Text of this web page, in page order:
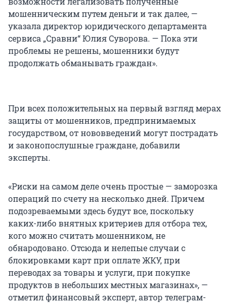
мошенническим путем деньги и так далее, —
указала директор юридического департамента
сервиса „Сравни“ Юлия Суворова. — Пока эти
проблемы не решены, мошенники будут
продолжать обманывать граждан».
При всех положительных на первый взгляд мерах
защиты от мошенников, предпринимаемых
государством, от нововведений могут пострадать
и законопослушные граждане, добавили
эксперты.
«Риски на самом деле очень простые — заморозка
операций по счету на несколько дней. Причем
подозреваемыми здесь будут все, поскольку
каких-либо внятных критериев для отбора тех,
кого можно считать мошенником, не
обнародовано. Отсюда и нелепые случаи с
блокировками карт при оплате ЖКУ, при
переводах за товары и услуги, при покупке
продуктов в небольших местных магазинах», —
отметил финансовый эксперт, автор телеграм-